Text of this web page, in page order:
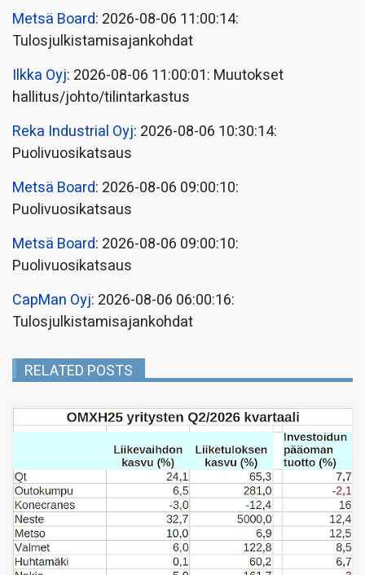
Metsä Board: 2026-08-06 11:00:14:
Tulosjulkistamisajankohdat
Ilkka Oyj: 2026-08-06 11:00:01: Muutokset
hallitus/johto/tilintarkastus
Reka Industrial Oyj: 2026-08-06 10:30:14:
Puolivuosikatsaus
Metsä Board: 2026-08-06 09:00:10:
Puolivuosikatsaus
Metsä Board: 2026-08-06 09:00:10:
Puolivuosikatsaus
CapMan Oyj: 2026-08-06 06:00:16:
Tulosjulkistamisajankohdat
RELATED POSTS